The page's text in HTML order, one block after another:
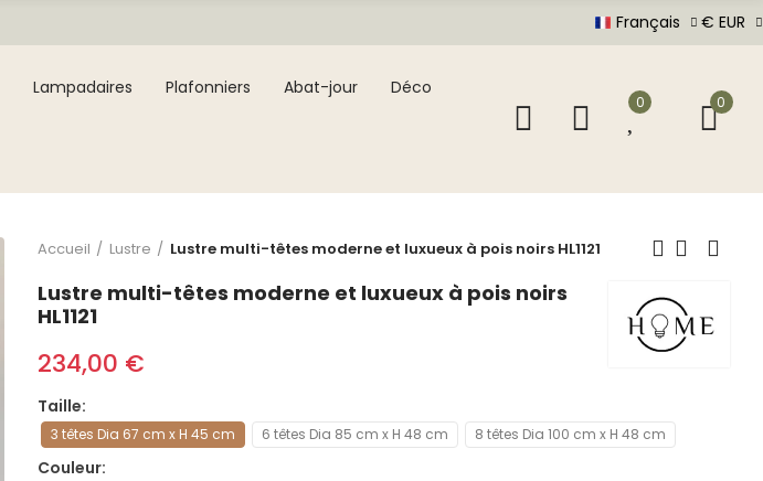
Français € EUR
Lampadaires Plafonniers Abat-jour Déco
0 0
Accueil Lustre Lustre multi-têtes moderne et luxueux à pois noirs HL1121
Lustre multi-têtes moderne et luxueux à pois noirs
HL1121
234,00 €
Taille
3 têtes Dia 67 cm x H 45 cm 6 têtes Dia 85 cm x H 48 cm 8 têtes Dia 100 cm x H 48 cm
Couleur